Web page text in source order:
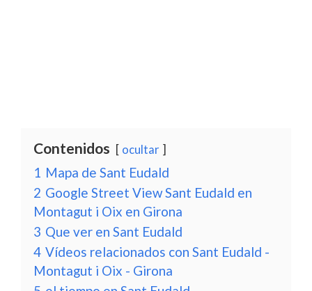
Contenidos ocultar
1 Mapa de Sant Eudald
2 Google Street View Sant Eudald en
Montagut i Oix en Girona
3 Que ver en Sant Eudald
4 Vídeos relacionados con Sant Eudald -
Montagut i Oix - Girona